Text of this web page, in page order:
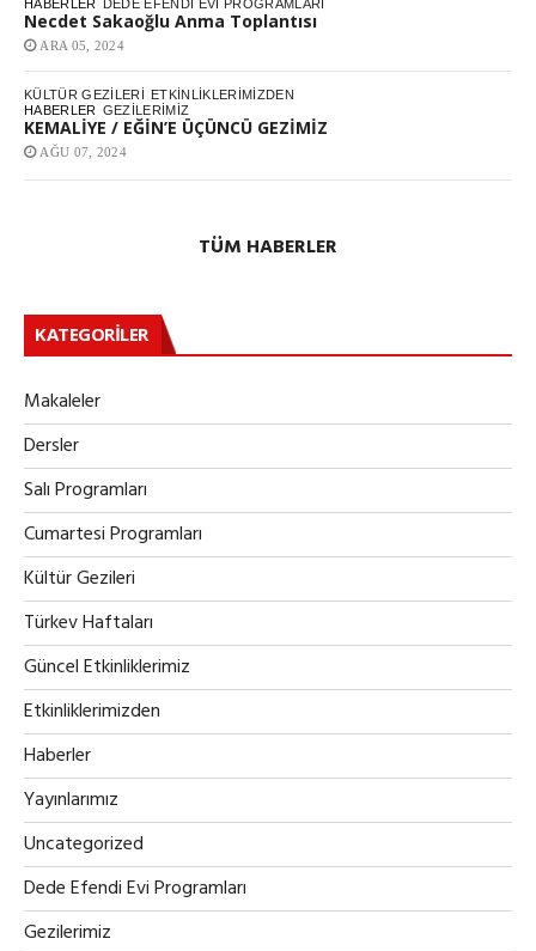
HABERLER DEDE EFENDI EVI PROGRAMLARI
Necdet Sakaoğlu Anma Toplantısı
ARA 05, 2024
KÜLTÜR GEZILERI
ETKINLIKLERIMIZDEN
HABERLER GEZILERIMIZ
KEMALİYE / EĞİN’E ÜÇÜNCÜ GEZİMİZ
AĞU 07, 2024
TÜM HABERLER
KATEGORILER
Makaleler
Dersler
Salı Programları
Cumartesi Programları
Kültür Gezileri
Türkev Haftaları
Güncel Etkinliklerimiz
Etkinliklerimizden
Haberler
Yayınlarımız
Uncategorized
Dede Efendi Evi Programları
Gezilerimiz